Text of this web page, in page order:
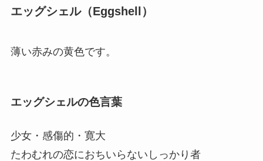
エッグシェル（Eggshell）
薄い赤みの黄色です。
エッグシェルの色言葉
少女・感傷的・寛大
たわむれの恋におちいらないしっかり者